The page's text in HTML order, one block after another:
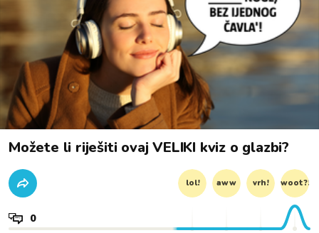
Možete li riješiti ovaj VELIKI kviz o glazbi?
lol! aww vrh! woot?!
0